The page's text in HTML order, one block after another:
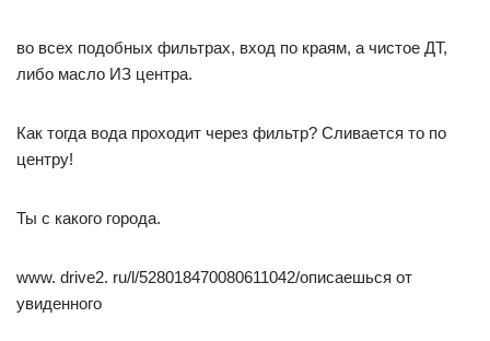
во всех подобных фильтрах, вход по краям, а чистое ДТ,
либо масло ИЗ центра.
Как тогда вода проходит через фильтр? Сливается то по
центру!
Ты с какого города.
www. drive2. ru/l/528018470080611042/описаешься от
увиденного